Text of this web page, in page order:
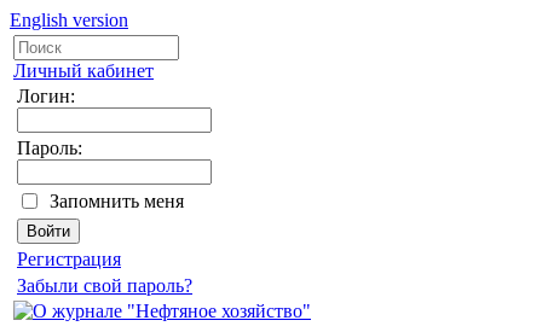
English version
Личный кабинет
Логин:
Пароль:
Запомнить меня
Регистрация
Забыли свой пароль?